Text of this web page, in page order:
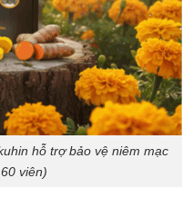
hỗ trợ bảo vệ niêm mạc
viên)